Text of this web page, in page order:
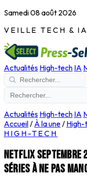
Samedi 08 août 2026
VEILLE TECH &
Actualités High-tech IA
Actualités High-tech IA
Accueil/ À la une/ High-
HIGH-TECH
Netflix Septembre
séries à ne pas